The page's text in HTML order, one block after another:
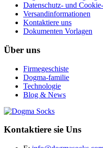
Datenschutz- und
Versandinformationen
Kontaktiere uns
Dokumenten Vorlagen
Über uns
Firmegeschiste
Dogma-familie
Technologie
Blog & News
Kontaktiere sie Uns